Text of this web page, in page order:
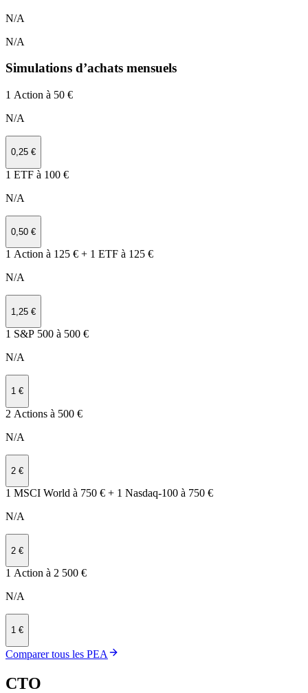
N/A
N/A
Simulations d’achats mensuels
1 Action à 50 €
N/A
0,25 €
1 ETF à 100 €
N/A
0,50 €
1 Action à 125 € + 1 ETF à 125 €
N/A
1,25 €
1 S&P 500 à 500 €
N/A
1 €
2 Actions à 500 €
N/A
2 €
1 MSCI World à 750 € + 1 Nasdaq‑100 à 750 €
N/A
2 €
1 Action à 2 500 €
N/A
1 €
Comparer tous les PEA
CTO